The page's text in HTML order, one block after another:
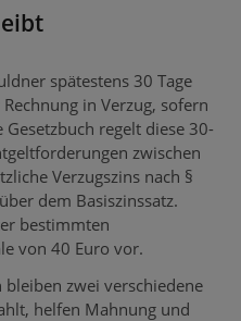
spätestens 30 Tage
in Verzug, sofern
regelt diese 30-
zwischen
Verzugszins nach §
dem Basiszinssatz.
bestimmten
von 40 Euro vor.
zwei verschiedene
helfen Mahnung und